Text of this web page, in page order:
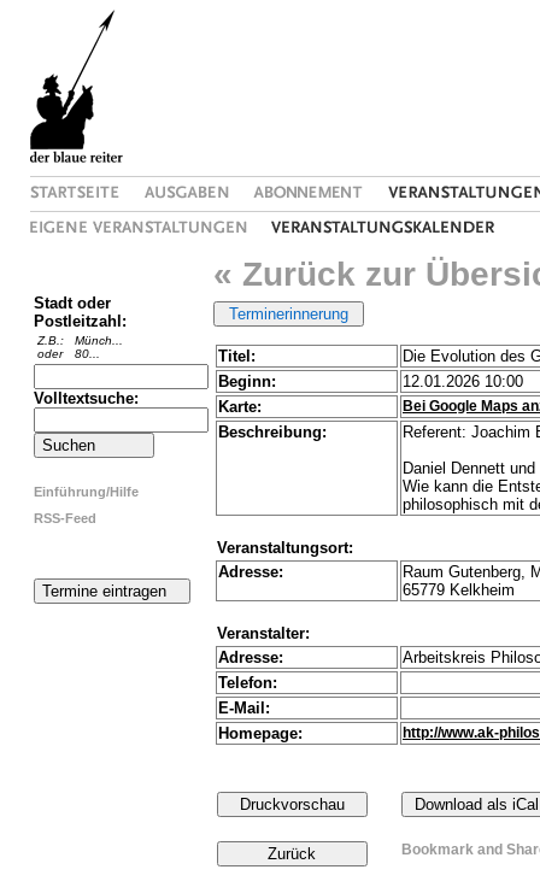
Stadt oder
Postleitzahl:
Z.B.:
oder
Münch...
80...
Volltextsuche:
Einführung/Hilfe
RSS-Feed
« Zurück zur
Titel:
Die Evolution des
Beginn:
12.01.2026 10:00
Karte:
Bei Google Maps
Beschreibung:
Referent: Joachim
Daniel Dennett
Wie kann die
philosophisch mit
Veranstaltungsort:
Adresse:
Raum Gutenberg,
65779 Kelkheim
Veranstalter:
Adresse:
Arbeitskreis
Telefon:
E-Mail:
Homepage:
http://www.ak-